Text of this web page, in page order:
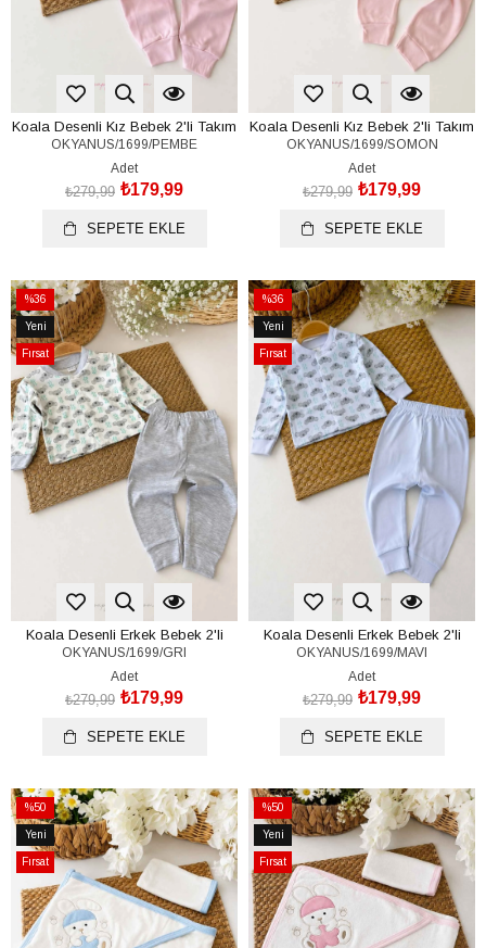
Koala Desenli Kız Bebek 2'li Takım
(%100 Pamuk)(0-3 / 3-6 Ay)
OKYANUS/1699/PEMBE
Adet
₺179,99
₺279,99
SEPETE EKLE
Koala Desenli Kız Bebek 2'li Takım
(%100 Pamuk)(0-3 / 3-6 Ay)
OKYANUS/1699/SOMON
Adet
₺179,99
₺279,99
SEPETE EKLE
%36
İndirim
%36İndirim
Yeni
Ürün
Fırsat
Ürünü
Koala Desenli Erkek Bebek 2'li
Takım (%100 Pamuk)(0-3 / 3-6 Ay)
OKYANUS/1699/GRI
Adet
₺179,99
₺279,99
SEPETE EKLE
%36
İndirim
%36İndirim
Yeni
Ürün
Fırsat
Ürünü
Koala Desenli Erkek Bebek 2'li
Takım (%100 Pamuk)(0-3 / 3-6 Ay)
OKYANUS/1699/MAVI
Adet
₺179,99
₺279,99
SEPETE EKLE
%50
İndirim
%50İndirim
Yeni
Ürün
Fırsat
Ürünü
%50
İndirim
%50İndirim
Yeni
Ürün
Fırsat
Ürünü